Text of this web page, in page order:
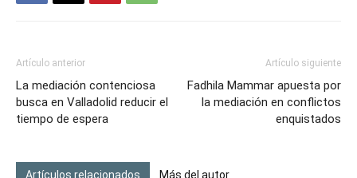
Artículo anterior
La mediación contenciosa
busca en Valladolid reducir el
tiempo de espera
Artículo siguiente
Fadhila Mammar apuesta por
la mediación en conflictos
enquistados
Artículos relacionados Más del autor